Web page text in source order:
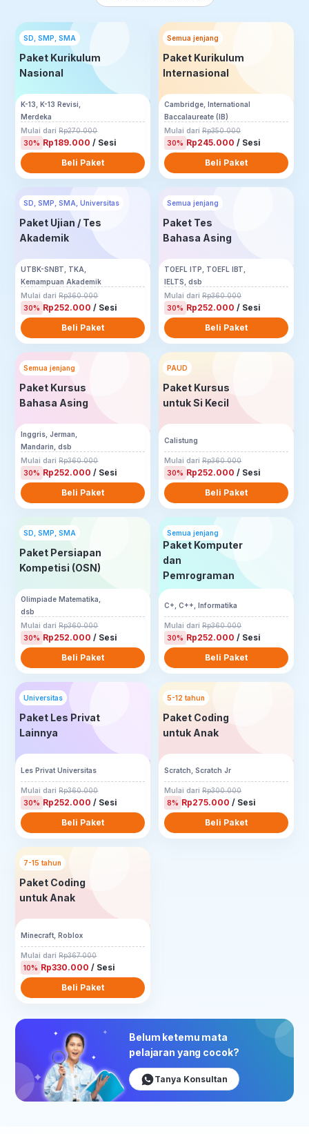
SD, SMP, SMA
Paket Kurikulum
Nasional
K-13, K-13 Revisi,
Merdeka
Mulai dariRp270.000
30% Rp189.000/ Sesi
Beli Paket
Semua jenjang
Paket Kurikulum
Internasional
Cambridge, International
Baccalaureate (IB)
Mulai dari Rp350.000
30% Rp245.000 / Sesi
Beli Paket
SD, SMP, SMA, Universitas
Paket Ujian / Tes
Akademik
UTBK-SNBT, TKA,
Kemampuan Akademik
Mulai dariRp360.000
30% Rp252.000/ Sesi
Beli Paket
Semua jenjang
Paket Tes
Bahasa Asing
TOEFL ITP, TOEFL IBT,
IELTS, dsb
Mulai dari Rp360.000
30% Rp252.000 / Sesi
Beli Paket
Semua jenjang
Paket Kursus
Bahasa Asing
Inggris, Jerman,
Mandarin, dsb
Mulai dariRp360.000
30% Rp252.000/ Sesi
Beli Paket
PAUD
Paket Kursus
untuk Si Kecil
Calistung
Mulai dari Rp360.000
30% Rp252.000 / Sesi
Beli Paket
SD, SMP, SMA
Paket Persiapan
Kompetisi (OSN)
Olimpiade Matematika,
dsb
Mulai dariRp360.000
30% Rp252.000/ Sesi
Beli Paket
Semua jenjang
Paket Komputer
dan
Pemrograman
C+, C++, Informatika
Mulai dari Rp360.000
30% Rp252.000 / Sesi
Beli Paket
Universitas
Paket Les Privat
Lainnya
Les Privat Universitas
Mulai dariRp360.000
30% Rp252.000/ Sesi
Beli Paket
5-12 tahun
Paket Coding
untuk Anak
Scratch, Scratch Jr
Mulai dari Rp300.000
8% Rp275.000 / Sesi
Beli Paket
7-15 tahun
Paket Coding
untuk Anak
Minecraft, Roblox
Mulai dariRp367.000
10% Rp330.000/ Sesi
Beli Paket
Belum ketemu mata
pelajaran yang cocok?
Tanya Konsultan